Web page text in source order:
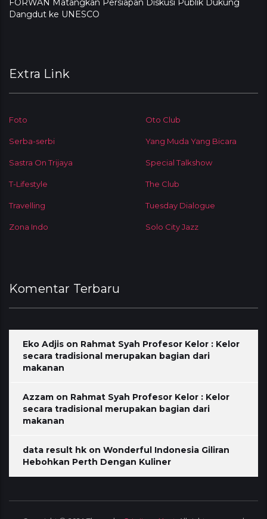
FORWAN Matangkan Persiapan Diskusi Publik Dukung
Dangdut ke UNESCO
Extra Link
Foto Oto Club
Serba-serbi Yang Muda Yang Bicara
Sastra On Trijaya Special Talkshow
T-Lifestyle The Club
Travelling Tuesday Dialogue
Zona Indo Solo City Jazz
Komentar Terbaru
Eko Adjis on Rahmat Syah Profesor Kelor : Kelor
secara tradisional merupakan bagian dari
makanan
Azzam on Rahmat Syah Profesor Kelor : Kelor
secara tradisional merupakan bagian dari
makanan
data result hk on Wonderful Indonesia Giliran
Hebohkan Perth Dengan Kuliner